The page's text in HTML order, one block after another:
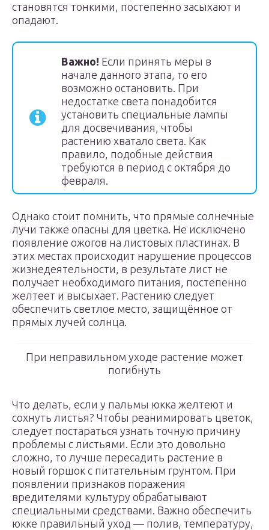
становятся тонкими, постепенно засыхают и
опадают.
Важно! Если принять меры в
начале данного этапа, то его
возможно остановить. При
недостатке света понадобится
установить специальные лампы
для досвечивания, чтобы
растению хватало света. Как
правило, подобные действия
требуются в период с октября до
февраля.
Однако стоит помнить, что прямые солнечные
лучи также опасны для цветка. Не исключено
появление ожогов на листовых пластинах. В
этих местах происходит нарушение процессов
жизнедеятельности, в результате лист не
получает необходимого питания, постепенно
желтеет и высыхает. Растению следует
обеспечить светлое место, защищённое от
прямых лучей солнца.
При неправильном уходе растение может
погибнуть
Что делать, если у пальмы юкка желтеют и
сохнуть листья? Чтобы реанимировать цветок,
следует постараться узнать точную причину
проблемы с листьями. Если это довольно
сложно, то лучше пересадить растение в
новый горшок с питательным грунтом. При
появлении признаков поражения
вредителями культуру обрабатывают
специальными средствами. Важно обеспечить
юкке правильный уход — полив, температуру,